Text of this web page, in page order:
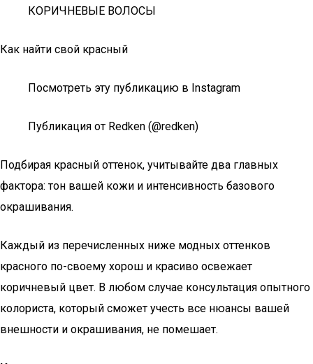
КОРИЧНЕВЫЕ ВОЛОСЫ
Как найти свой красный
Посмотреть эту публикацию в Instagram
Публикация от Redken (@redken)
Подбирая красный оттенок, учитывайте два главных
фактора: тон вашей кожи и интенсивность базового
окрашивания.
Каждый из перечисленных ниже модных оттенков
красного по-своему хорош и красиво освежает
коричневый цвет. В любом случае консультация опытного
колориста, который сможет учесть все нюансы вашей
внешности и окрашивания, не помешает.